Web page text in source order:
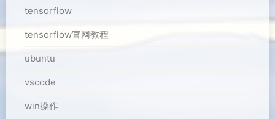
tensorflow
tensorflow官网教程
ubuntu
vscode
win操作